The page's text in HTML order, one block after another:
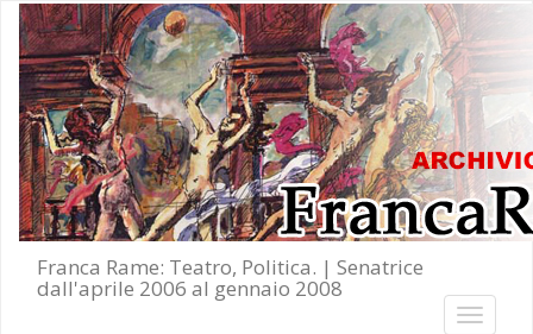
Salta al contenuto principale
Franca Rame: Teatro, Politica. | Senatrice
dall'aprile 2006 al gennaio 2008
Toggle